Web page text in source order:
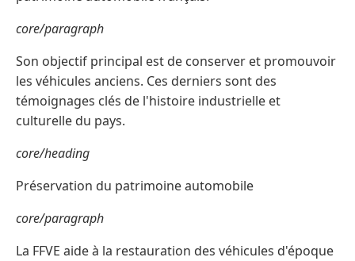
core/paragraph
Son objectif principal est de conserver et promouvoir
les véhicules anciens. Ces derniers sont des
témoignages clés de l'histoire industrielle et
culturelle du pays.
core/heading
Préservation du patrimoine automobile
core/paragraph
La FFVE aide à la restauration des véhicules d'époque